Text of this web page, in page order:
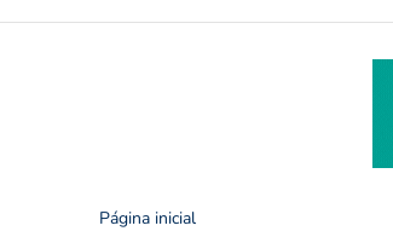
Página inicial